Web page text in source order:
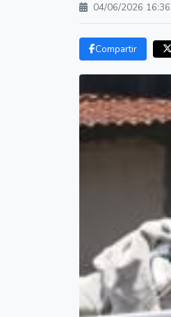
04/06/2026 16:36
Compartir